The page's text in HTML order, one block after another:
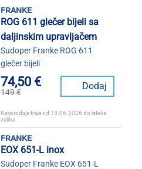
franke
ROG 611 glečer bijeli sa
daljinskim upravljačem
Sudoper Franke ROG 611
glečer bijeli
74,50 €
149 €
Dodaj
Rasprodaja traje od 15.06.2026 do isteka
zaliha
franke
EOX 651-L inox
Sudoper Franke EOX 651-L